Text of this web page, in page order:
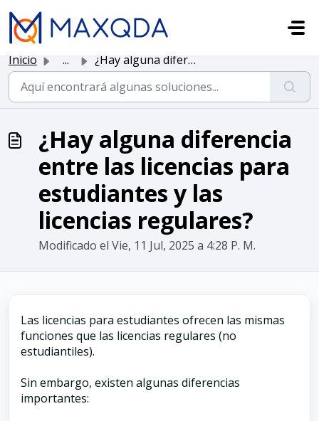
Saltar al contenido principal
Inicio ... ¿Hay alguna diferencia entre las licencias para estudiant...
¿Hay alguna diferencia
entre las licencias para
estudiantes y las
licencias regulares?
Modificado el Vie, 11 Jul, 2025 a 4:28 P. M.
Las licencias para estudiantes ofrecen las mismas
funciones que las licencias regulares (no
estudiantiles).
Sin embargo, existen algunas diferencias
importantes: